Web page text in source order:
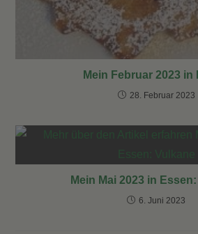
Mein Februar 2023 in
28. Februar 2023
Mein Mai 2023 in
6. Juni 2023